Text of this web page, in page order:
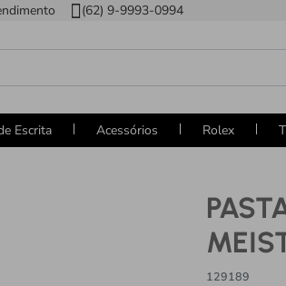
(62) 9-9993-0994
Escrita Acessórios Rolex
129189